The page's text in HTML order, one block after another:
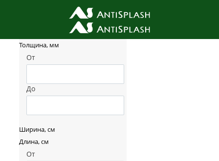
Фильтр товаров
Толщина, мм
От
До
Ширина, см
Длина, см
От